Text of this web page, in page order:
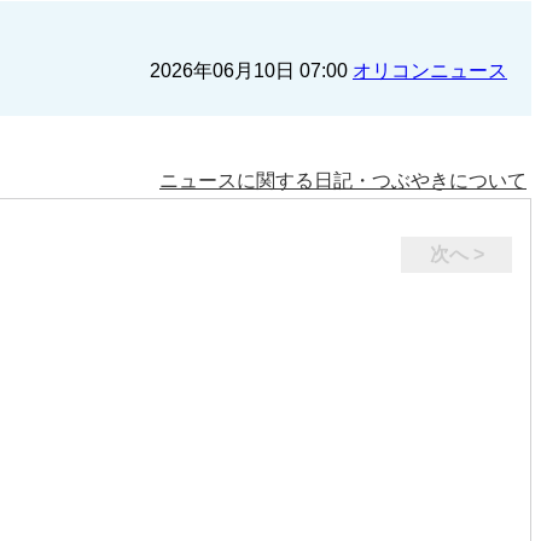
2026年06月10日 07:00 オリコンニュース
ニュースに関する日記・つぶやきについて
次へ >